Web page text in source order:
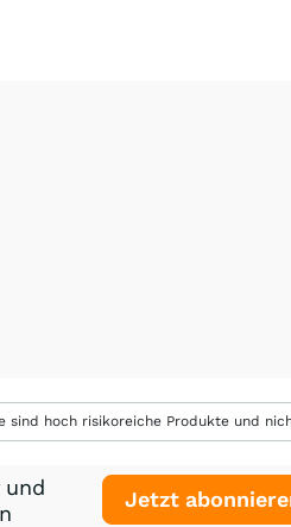
hoch risikoreiche Produkte und
und
Jetzt